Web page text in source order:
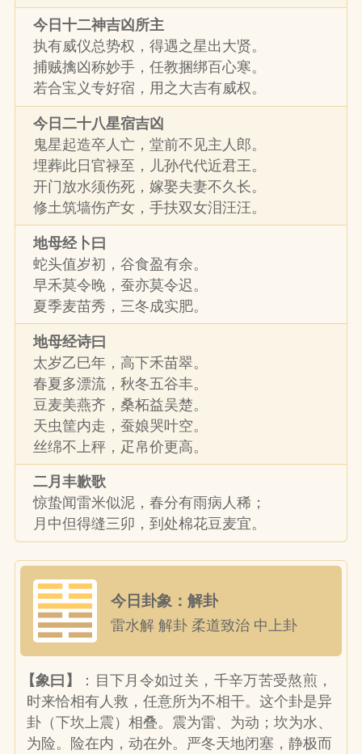
今日十二神吉凶所主
执有威仪总势权，得遇之星出大贤。
捕贼擒凶称妙手，任教捆绑百心寒。
若合宝义专好宿，用之大吉有威权。
今日二十八星宿吉凶
鬼星起造卒人亡，堂前不见主人郎。
埋葬此日官禄至，儿孙代代近君王。
开门放水须伤死，嫁娶夫妻不久长。
修土筑墙伤产女，手扶双女泪汪汪。
地母经卜曰
蛇头值岁初，谷食盈有余。
早禾莫令晚，蚕亦莫令迟。
夏季麦苗秀，三冬成实肥。
地母经诗曰
太岁乙巳年，高下禾苗翠。
春夏多漂流，秋冬五谷丰。
豆麦美燕齐，桑柘益吴楚。
天虫筐内走，蚕娘哭叶空。
丝绵不上秤，疋帛价更高。
二月丰歉歌
惊蛰闻雷米似泥，春分有雨病人稀；
月中但得缝三卯，到处棉花豆麦宜。
今日卦象：解卦
雷水解 解卦 柔道致治 中上卦
【象曰】
：目下月令如过关，千辛万苦受熬煎，
时来恰相有人救，任意所为不相干。这个卦是异
卦（下坎上震）相叠。震为雷、为动；坎为水、
为险。险在内，动在外。严冬天地闭塞，静极而